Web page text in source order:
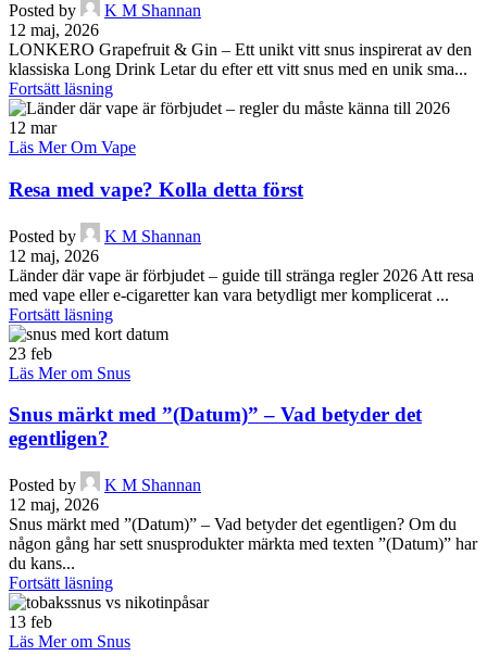
Posted by
K M Shannan
12 maj, 2026
LONKERO Grapefruit & Gin – Ett unikt vitt snus inspirerat av den
klassiska Long Drink Letar du efter ett vitt snus med en unik sma...
Fortsätt läsning
12 mar
Läs Mer Om Vape
Resa med vape? Kolla detta först
Posted by
K M Shannan
12 maj, 2026
Länder där vape är förbjudet – guide till stränga regler 2026 Att resa
med vape eller e-cigaretter kan vara betydligt mer komplicerat ...
Fortsätt läsning
23 feb
Läs Mer om Snus
Snus märkt med ”(Datum)” – Vad betyder det
egentligen?
Posted by
K M Shannan
12 maj, 2026
Snus märkt med ”(Datum)” – Vad betyder det egentligen? Om du
någon gång har sett snusprodukter märkta med texten ”(Datum)” har
du kans...
Fortsätt läsning
13 feb
Läs Mer om Snus